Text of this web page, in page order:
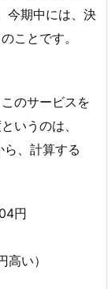
今期中には、決
ことです。
のサービスを
というのは、
、計算する
円
い）